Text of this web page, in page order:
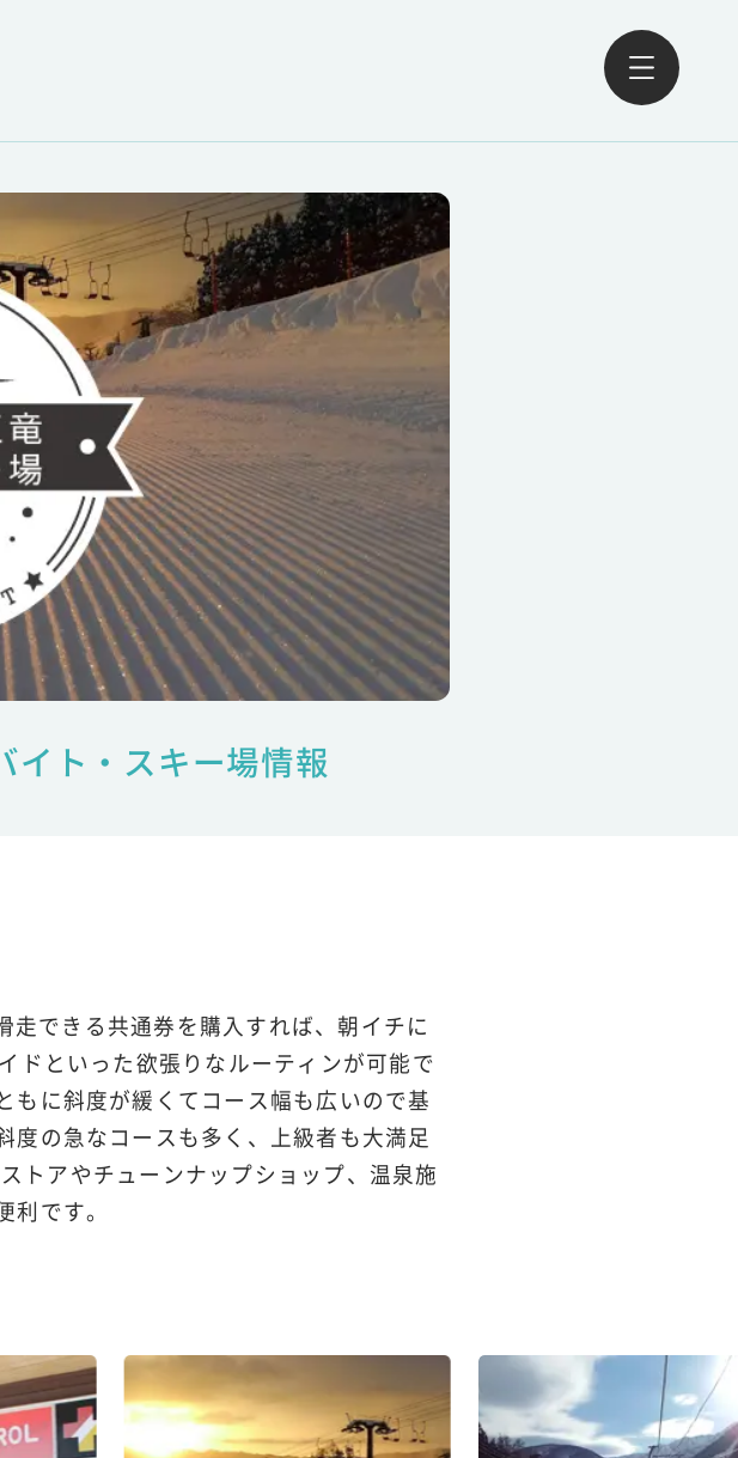
イト・スキー場情報
できる共通券を購入すれば、朝イチに
ドといった欲張りなルーティンが可能で
もに斜度が緩くてコース幅も広いので基
の急なコースも多く、上級者も大満足
トアやチューンナップショップ、温泉施
です。